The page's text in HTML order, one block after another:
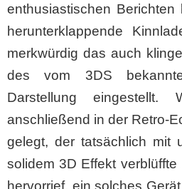
enthusiastischen
herunterklappende
merkwürdig das auch
des vom 3DS
Darstellung eingestellt.
anschließend in der Retro-
gelegt, der tatsächlich mit
solidem 3D Effekt
hervorrief, ein solches